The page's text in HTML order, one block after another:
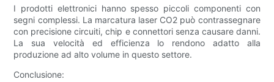
I prodotti elettronici hanno spesso piccoli componenti con
segni complessi. La marcatura laser CO2 può contrassegnare
con precisione circuiti, chip e connettori senza causare danni.
La sua velocità ed efficienza lo rendono adatto alla
produzione ad alto volume in questo settore.
Conclusione: